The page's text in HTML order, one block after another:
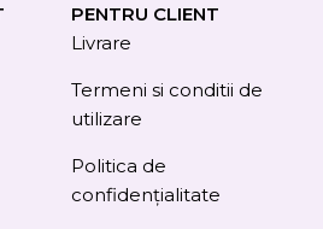
PENTRU CLIENT
Livrare
Termeni si conditii de
utilizare
Politica de
confidențialitate